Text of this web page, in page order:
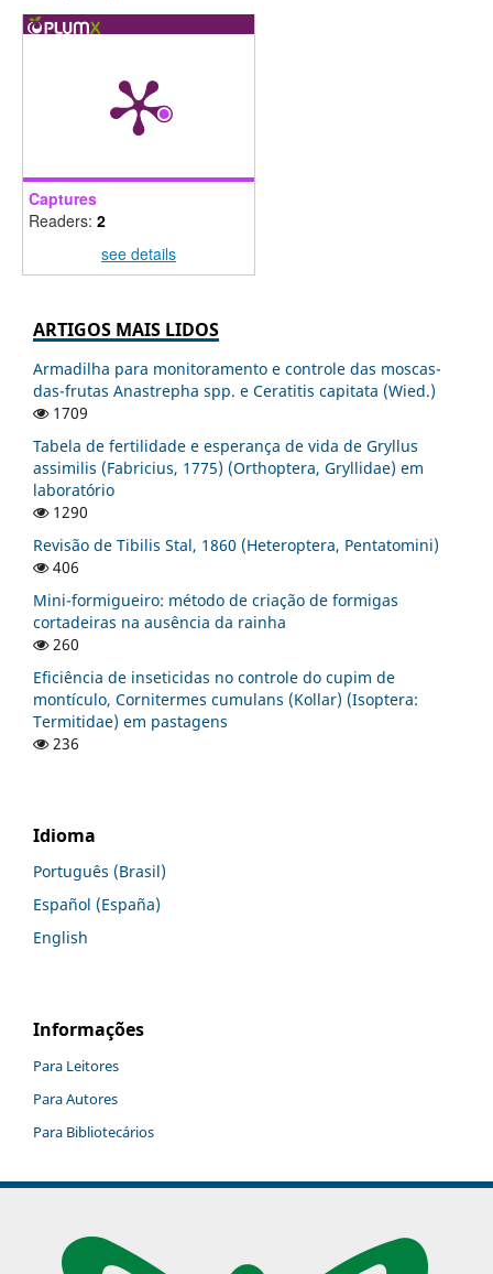
Captures
Readers: 2
see details
ARTIGOS MAIS LIDOS
Armadilha para monitoramento e controle das moscas-
das-frutas Anastrepha spp. e Ceratitis capitata (Wied.)
1709
Tabela de fertilidade e esperança de vida de Gryllus
assimilis (Fabricius, 1775) (Orthoptera, Gryllidae) em
laboratório
1290
Revisão de Tibilis Stal, 1860 (Heteroptera, Pentatomini)
406
Mini-formigueiro: método de criação de formigas
cortadeiras na ausência da rainha
260
Eficiência de inseticidas no controle do cupim de
montículo, Cornitermes cumulans (Kollar) (Isoptera:
Termitidae) em pastagens
236
Idioma
Português (Brasil)
Español (España)
English
Informações
Para Leitores
Para Autores
Para Bibliotecários